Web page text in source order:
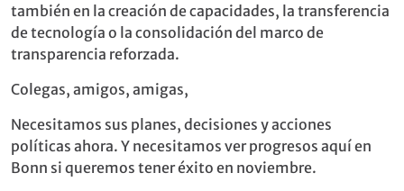
también en la creación de capacidades, la transferencia
de tecnología o la consolidación del marco de
transparencia reforzada.
Colegas, amigos, amigas,
Necesitamos sus planes, decisiones y acciones
políticas ahora. Y necesitamos ver progresos aquí en
Bonn si queremos tener éxito en noviembre.